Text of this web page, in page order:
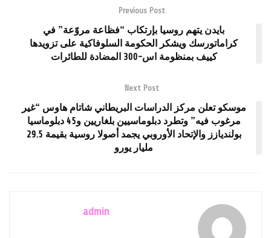
Previous Post
بايدن يتهم روسيا بإرتكاب “فظاعة مروّعة” في
كراماتورسك ويشكر الحكومة السلوفاكية على تزويدها
كييف بمنظومة اس-300 المضادة للطائرات
Next Post
موسكو تعلن مركز الدراسات البريطاني شاتام هاوس “غير
مرغوب فيه” وتطرد دبلوماسيين بلغاريين و45 دبلوماسيا
بولنديازز والإتحاد الأوروبي يجمد أصولا روسية بقيمة 29.5
مليار يورو
admin